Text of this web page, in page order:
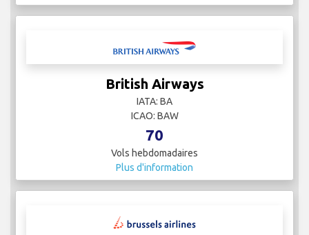
British Airways
IATA: BA
ICAO: BAW
70
Vols hebdomadaires
Plus d'information